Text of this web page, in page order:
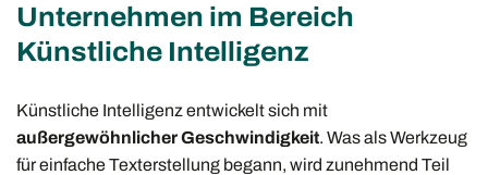
Unternehmen im Bereich
Künstliche Intelligenz
Künstliche Intelligenz entwickelt sich mit
außergewöhnlicher Geschwindigkeit. Was als Werkzeug
für einfache Texterstellung begann, wird zunehmend Teil